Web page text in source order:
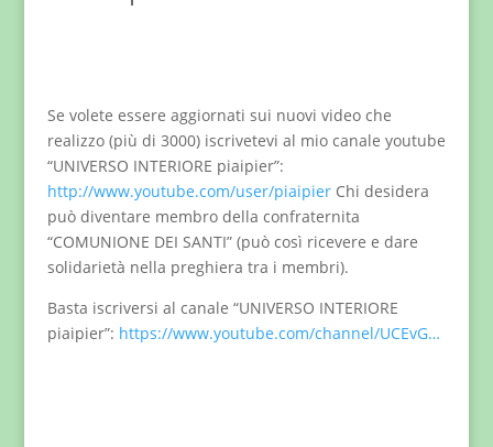
Se volete essere aggiornati sui nuovi video che
realizzo (più di 3000) iscrivetevi al mio canale youtube
“UNIVERSO INTERIORE piaipier”:
http://www.youtube.com/user/piaipierChi desidera
può diventare membro della confraternita
“COMUNIONE DEI SANTI” (può così ricevere e dare
solidarietà nella preghiera tra i membri).
Basta iscriversi al canale “UNIVERSO INTERIORE
piaipier”: https://www.youtube.com/channel/UCEvG…